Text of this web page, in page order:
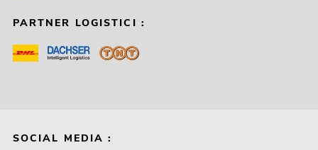
PARTNER LOGISTICI :
SOCIAL MEDIA :